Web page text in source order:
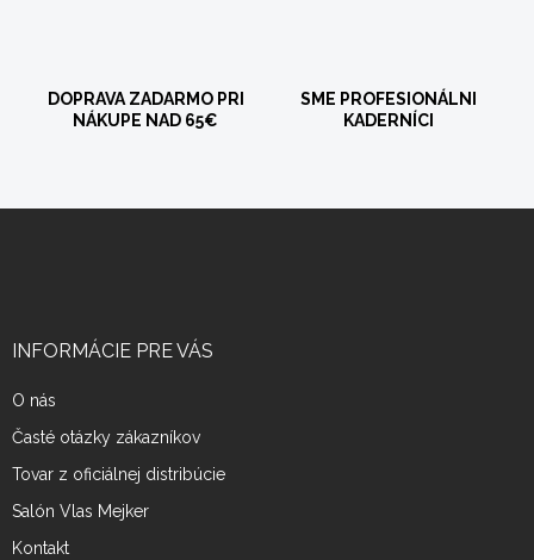
DOPRAVA ZADARMO PRI
NÁKUPE NAD 65€
SME PROFESIONÁLNI
KADERNÍCI
INFORMÁCIE PRE VÁS
O nás
Časté otázky zákazníkov
Tovar z oficiálnej distribúcie
Salón Vlas Mejker
Kontakt